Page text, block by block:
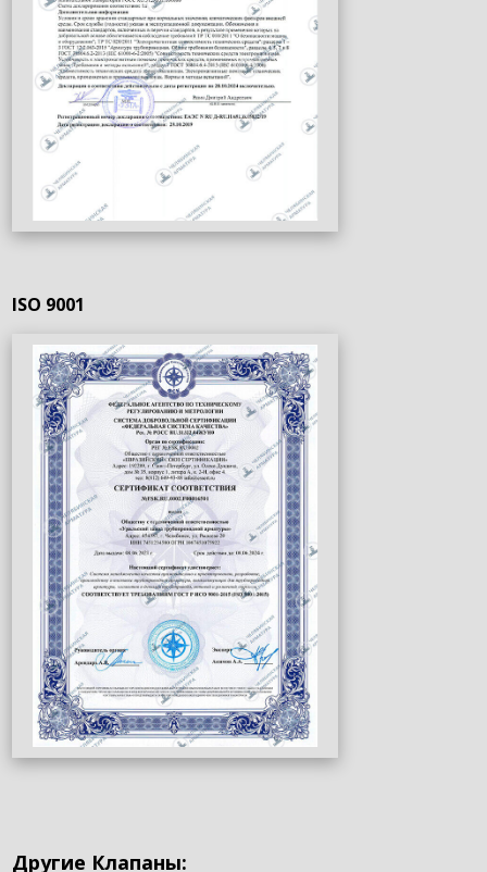
ISO 9001
Другие Клапаны: